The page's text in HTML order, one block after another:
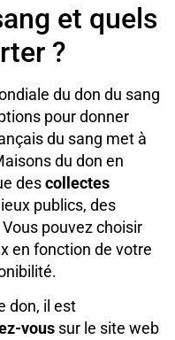
et quels
?
du don du sang
pour donner
du sang met à
du don en
descollectes
publics, des
pouvez choisir
en fonction de votre
don, il est
vous sur le site web